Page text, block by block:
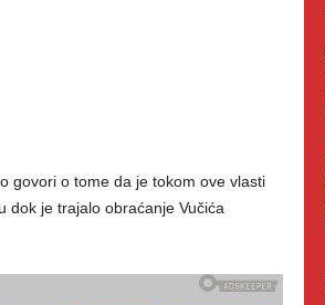
govori o tome da je tokom ove vlasti
dok je trajalo obraćanje Vučića